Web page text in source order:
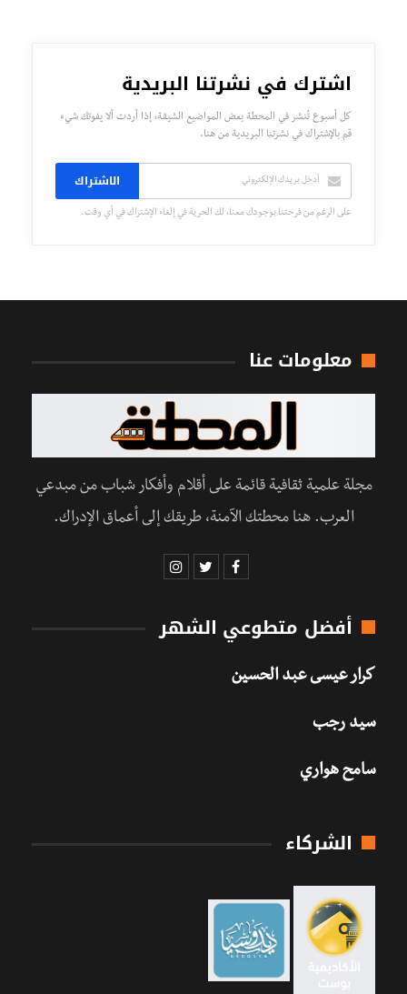
اشترك في نشرتنا البريدية
كل أسبوع تُنشر في المحطة بعض المواضيع الشيقة، إذا أردت ألا يفوتك شيء
قم بالإشتراك في نشرتنا البريدية من هنا.
الاشتراك
على الرغم من فرحتنا بوجودك معنا، لك الحرية في إلغاء الإشتراك في أي وقت.
معلومات عنا
مجلة علمية ثقافية قائمة على أقلام وأفكار شباب من مبدعي
العرب. هنا محطتك الآمنة، طريقك إلى أعماق الإدراك.
أفضل متطوعي الشهر
كرار عيسى عبد الحسين
سيد رجب
سامح هواري
الشركاء